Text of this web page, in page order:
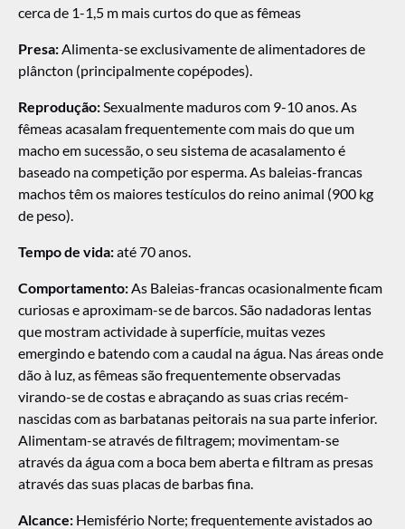
cerca de 1-1,5 m mais curtos do que as fêmeas
Presa:Alimenta-se exclusivamente de alimentadores de
plâncton (principalmente copépodes).
Reprodução:Sexualmente maduros com 9-10 anos. As
fêmeas acasalam frequentemente com mais do que um
macho em sucessão, o seu sistema de acasalamento é
baseado na competição por esperma. As baleias-francas
machos têm os maiores testículos do reino animal (900 kg
de peso).
Tempo de vida:até 70 anos.
Comportamento:As Baleias-francas ocasionalmente ficam
curiosas e aproximam-se de barcos. São nadadoras lentas
que mostram actividade à superfície, muitas vezes
emergindo e batendo com a caudal na água. Nas áreas onde
dão à luz, as fêmeas são frequentemente observadas
virando-se de costas e abraçando as suas crias recém-
nascidas com as barbatanas peitorais na sua parte inferior.
Alimentam-se através de filtragem; movimentam-se
através da água com a boca bem aberta e filtram as presas
através das suas placas de barbas fina.
Alcance: Hemisfério Norte; frequentemente avistados ao